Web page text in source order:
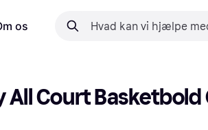
os
All Court Basketbold